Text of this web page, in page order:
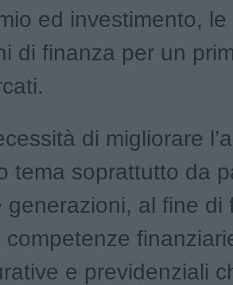
ed investimento,
di finanza per un
di migliorare
tema soprattutto da
generazioni, al fine di
competenze
e previdenziali